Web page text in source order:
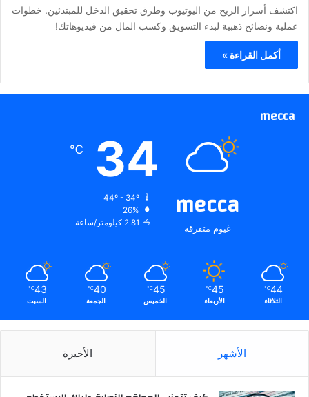
اكتشف أسرار الربح من اليوتيوب وطرق تحقيق الدخل للمبتدئين. خطوات
عملية ونصائح ذهبية لبدء التسويق وكسب المال من فيديوهاتك!
أكمل القراءة »
mecca
mecca
غيوم متفرقة
34
℃
26%
2.81 كيلومتر/ساعة
44
℃
الثلاثاء
45
℃
الأربعاء
45
℃
الخميس
40
℃
الجمعة
43
℃
السبت
الأشهر الأخيرة